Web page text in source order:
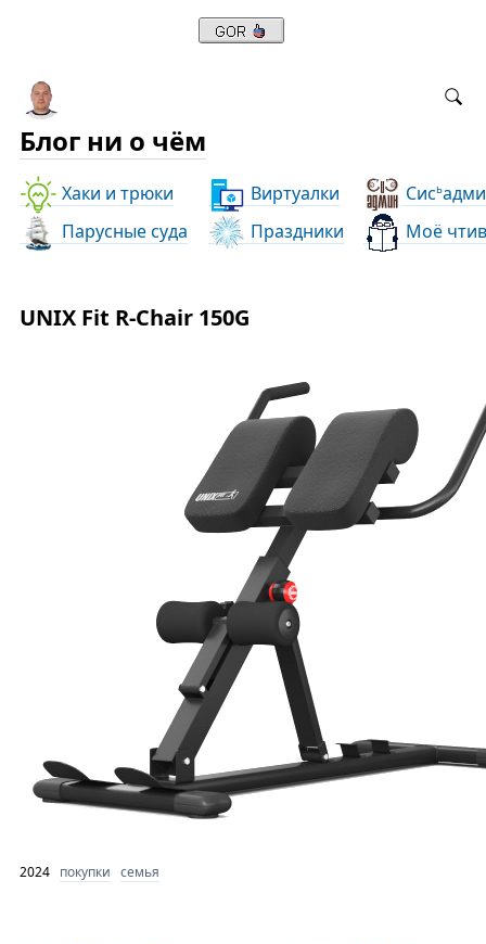
Блог ни о чём
Хаки и трюки Виртуалки Сись
Парусные суда
Праздники Моё
UNIX Fit R-Chair 150G
2024 покупки семья